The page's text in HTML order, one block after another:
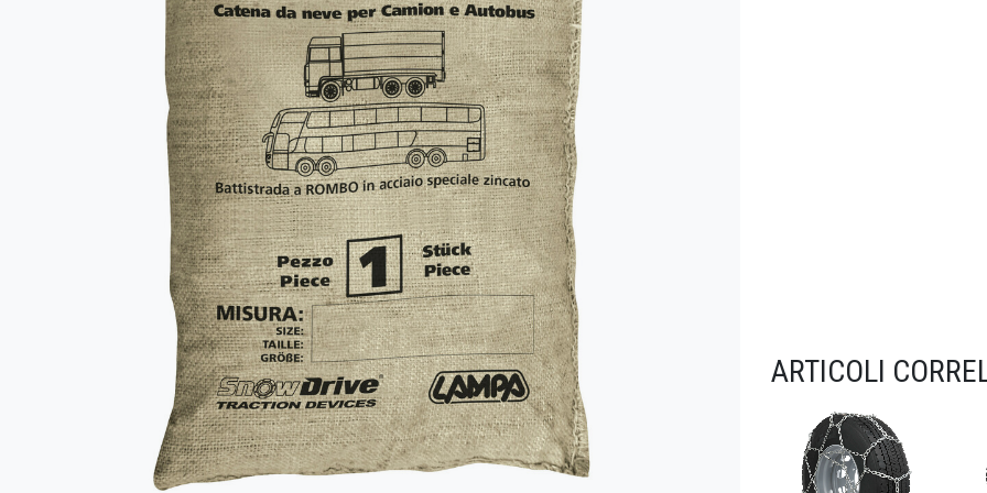
ARTICOLI